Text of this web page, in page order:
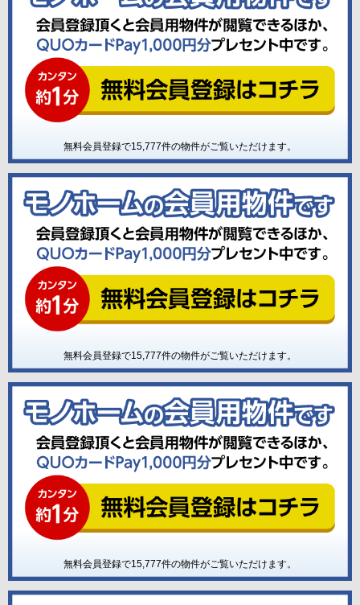
無料会員登録で15,777件の物件がご覧いただけます。
無料会員登録で15,777件の物件がご覧いただけます。
無料会員登録で15,777件の物件がご覧いただけます。